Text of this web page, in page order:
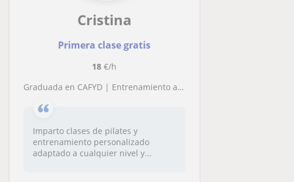
Cristina
Primera clase gratis
18 €/h
Graduada en CAFYD | Entrenamiento adaptado, pilates y salud femenina
Imparto clases de pilates y
entrenamiento personalizado
adaptado a cualquier nivel y...